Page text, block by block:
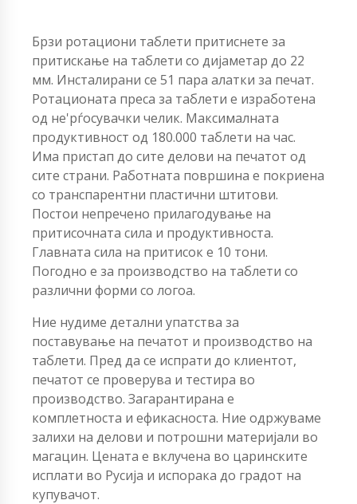
Брзи ротациони таблети притиснете за
притискање на таблети со дијаметар до 22
мм. Инсталирани се 51 пара алатки за печат.
Ротационата преса за таблети е изработена
од не'рѓосувачки челик. Максималната
продуктивност од 180.000 таблети на час.
Има пристап до сите делови на печатот од
сите страни. Работната површина е покриена
со транспарентни пластични штитови.
Постои непречено прилагодување на
притисочната сила и продуктивноста.
Главната сила на притисок е 10 тони.
Погодно е за производство на таблети со
различни форми со логоа.
Ние нудиме детални упатства за
поставување на печатот и производство на
таблети. Пред да се испрати до клиентот,
печатот се проверува и тестира во
производство. Загарантирана е
комплетноста и ефикасноста. Ние одржуваме
залихи на делови и потрошни материјали во
магацин. Цената е вклучена во царинските
исплати во Русија и испорака до градот на
купувачот.